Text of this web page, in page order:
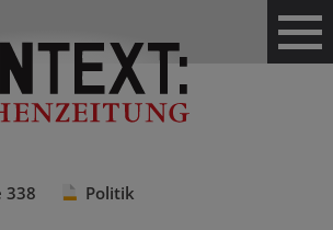
338 Politik